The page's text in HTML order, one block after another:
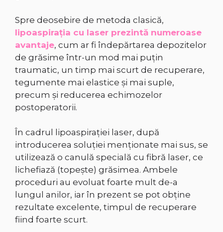
Spre deosebire de metoda clasică,
lipoaspiraţia cu laser prezintă numeroase
avantaje, cum ar fi îndepărtarea depozitelor
de grăsime într-un mod mai puţin
traumatic, un timp mai scurt de recuperare,
tegumente mai elastice şi mai suple,
precum şi reducerea echimozelor
postoperatorii.
În cadrul lipoaspiraţiei laser, după
introducerea soluţiei menţionate mai sus, se
utilizează o canulă specială cu fibră laser, ce
lichefiază (topeşte) grăsimea. Ambele
proceduri au evoluat foarte mult de-a
lungul anilor, iar în prezent se pot obţine
rezultate excelente, timpul de recuperare
fiind foarte scurt.